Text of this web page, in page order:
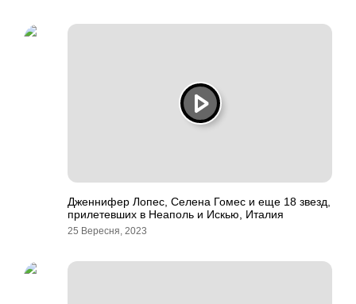
Дженнифер Лопес, Селена Гомес и еще 18 звезд,
прилетевших в Неаполь и Искью, Италия
25 Вересня, 2023